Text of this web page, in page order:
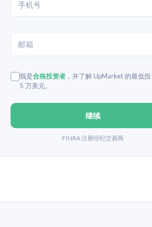
我是合格投资者 ，并了解 UpMarket 的最低
5 万美元。
继续
FINRA 注册经纪交易商